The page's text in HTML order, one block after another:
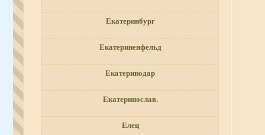
Екатеринбург
Екатериненфельд
Екатеринодар
Екатеринослав.
Елец